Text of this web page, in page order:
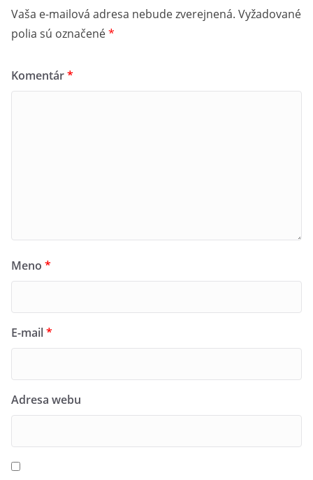
Vaša e-mailová adresa nebude zverejnená. Vyžadované
polia sú označené*
Komentár*
Meno *
E-mail*
Adresa webu